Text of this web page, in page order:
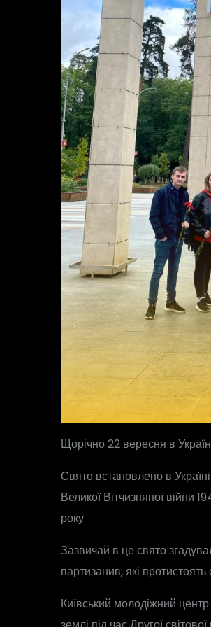
Щорічно 22 вересня в
Свято встановлено в
Великої Вітчизняної війни
року.
Зазвичай в це свято
партизанив, які
Київський молодіжний